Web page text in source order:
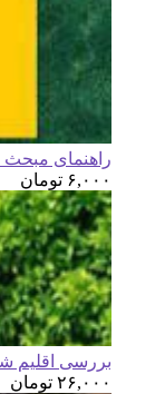
راهنمای
۶,۰۰۰ تومان
بررسی اقلیم
۲۶,۰۰۰ تومان